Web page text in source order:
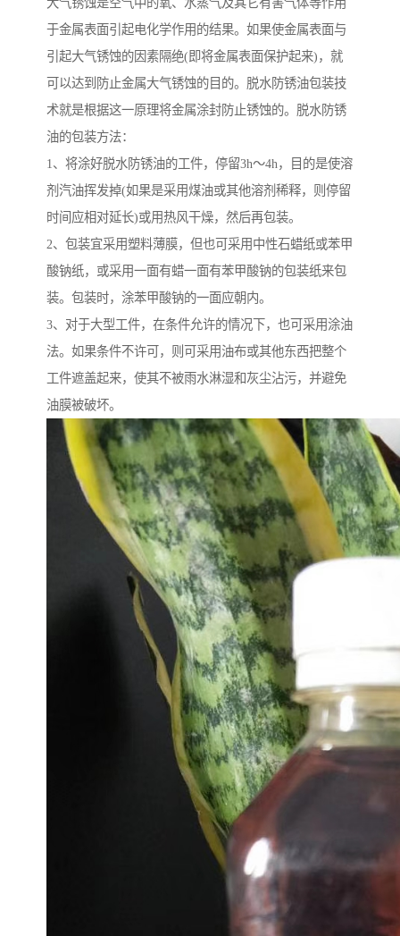
大气锈蚀是空气中的氧、水蒸气及其它有害气体等作用
于金属表面引起电化学作用的结果。如果使金属表面与
引起大气锈蚀的因素隔绝(即将金属表面保护起来)，就
可以达到防止金属大气锈蚀的目的。脱水防锈油包装技
术就是根据这一原理将金属涂封防止锈蚀的。脱水防锈
油的包装方法：
1、将涂好脱水防锈油的工件，停留3h～4h，目的是使溶
剂汽油挥发掉(如果是采用煤油或其他溶剂稀释，则停留
时间应相对延长)或用热风干燥，然后再包装。
2、包装宜采用塑料薄膜，但也可采用中性石蜡纸或苯甲
酸钠纸，或采用一面有蜡一面有苯甲酸钠的包装纸来包
装。包装时，涂苯甲酸钠的一面应朝内。
3、对于大型工件，在条件允许的情况下，也可采用涂油
法。如果条件不许可，则可采用油布或其他东西把整个
工件遮盖起来，使其不被雨水淋湿和灰尘沾污，并避免
油膜被破坏。